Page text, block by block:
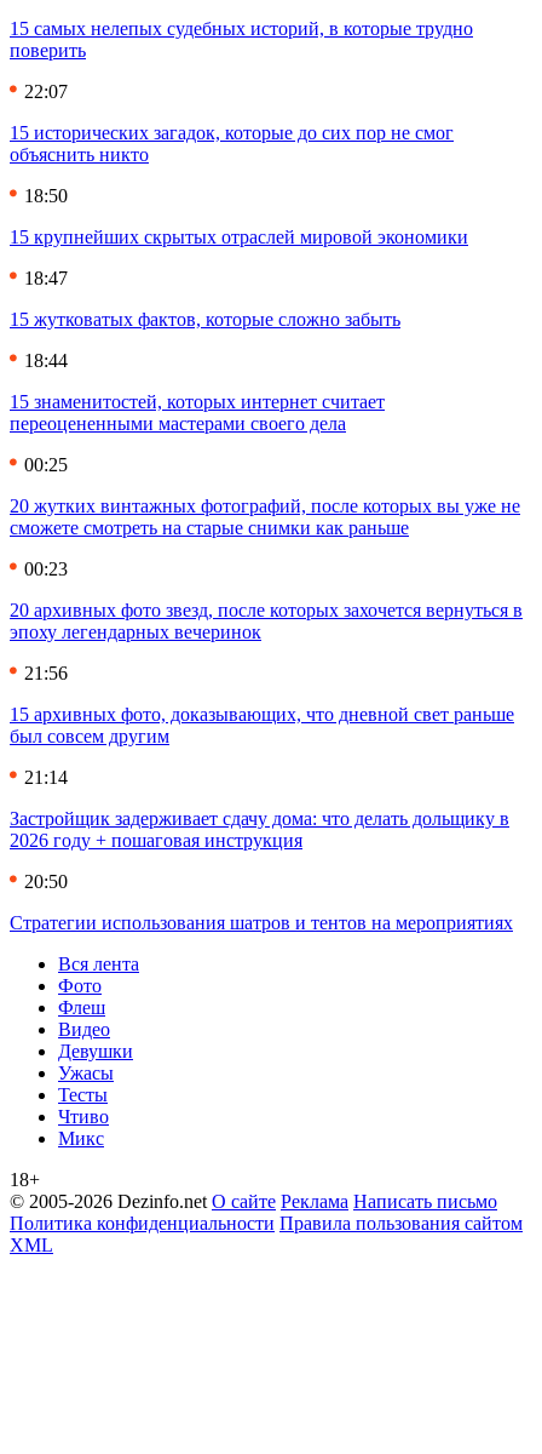
15 самых нелепых судебных историй, в которые трудно
поверить
22:07
15 исторических загадок, которые до сих пор не смог
объяснить никто
18:50
15 крупнейших скрытых отраслей мировой экономики
18:47
15 жутковатых фактов, которые сложно забыть
18:44
15 знаменитостей, которых интернет считает
переоцененными мастерами своего дела
00:25
20 жутких винтажных фотографий, после которых вы уже не
сможете смотреть на старые снимки как раньше
00:23
20 архивных фото звезд, после которых захочется вернуться в
эпоху легендарных вечеринок
21:56
15 архивных фото, доказывающих, что дневной свет раньше
был совсем другим
21:14
Застройщик задерживает сдачу дома: что делать дольщику в
2026 году + пошаговая инструкция
20:50
Стратегии использования шатров и тентов на мероприятиях
Вся лента
Фото
Флеш
Видео
Девушки
Ужасы
Тесты
Чтиво
Микс
18+
© 2005-2026 Dezinfo.net О сайте Реклама Написать письмо
Политика конфиденциальности Правила пользования сайтом
XML